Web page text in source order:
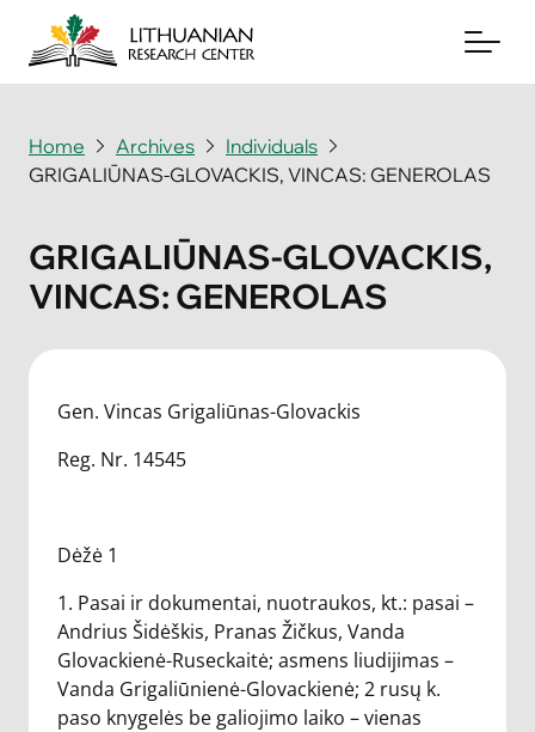
About
Periodicals
Books
News & Events
Support Us
Home Archives
Individuals
GRIGALIŪNAS-GLOVACKIS, VINCAS: GENEROLAS
GRIGALIŪNAS-GLOVACKIS,
VINCAS: GENEROLAS
Gen. Vincas Grigaliūnas-Glovackis
Reg. Nr. 14545
Dėžė 1
1. Pasai ir dokumentai, nuotraukos, kt.: pasai –
Andrius Šidėškis, Pranas Žičkus, Vanda
Glovackienė-Ruseckaitė; asmens liudijimas –
Vanda Grigaliūnienė-Glovackienė; 2 rusų k.
paso knygelės be galiojimo laiko – vienas